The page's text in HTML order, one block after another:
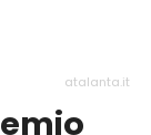
atalanta.it